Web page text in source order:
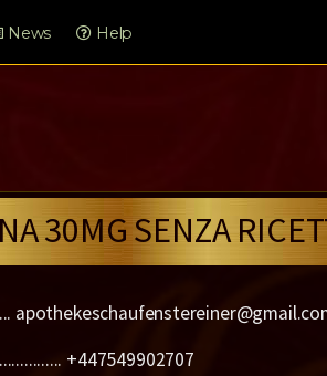
News Help
30MG SENZA
+447549902707